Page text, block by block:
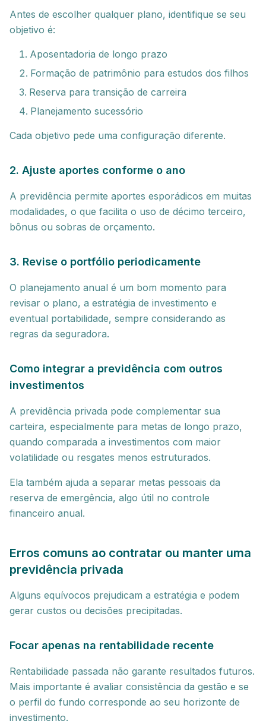
Antes de escolher qualquer plano, identifique se seu
objetivo é:
Aposentadoria de longo prazo
Formação de patrimônio para estudos dos filhos
Reserva para transição de carreira
Planejamento sucessório
Cada objetivo pede uma configuração diferente.
2. Ajuste aportes conforme o ano
A previdência permite aportes esporádicos em muitas
modalidades, o que facilita o uso de décimo terceiro,
bônus ou sobras de orçamento.
3. Revise o portfólio periodicamente
O planejamento anual é um bom momento para
revisar o plano, a estratégia de investimento e
eventual portabilidade, sempre considerando as
regras da seguradora.
Como integrar a previdência com outros
investimentos
A previdência privada pode complementar sua
carteira, especialmente para metas de longo prazo,
quando comparada a investimentos com maior
volatilidade ou resgates menos estruturados.
Ela também ajuda a separar metas pessoais da
reserva de emergência, algo útil no controle
financeiro anual.
Erros comuns ao contratar ou manter uma
previdência privada
Alguns equívocos prejudicam a estratégia e podem
gerar custos ou decisões precipitadas.
Focar apenas na rentabilidade recente
Rentabilidade passada não garante resultados futuros.
Mais importante é avaliar consistência da gestão e se
o perfil do fundo corresponde ao seu horizonte de
investimento.